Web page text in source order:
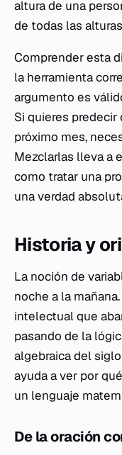
altura de una
de todas las
Comprender esta
la herramienta
argumento es
Si quieres
próximo mes,
Mezclarlas lleva a
como tratar una
una verdad
Historia y
La noción de
noche a la
intelectual que
pasando de la
algebraica del
ayuda a ver por
un lenguaje
De la oración